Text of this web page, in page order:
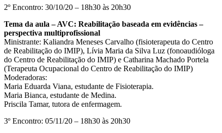
2º Encontro: 30/10/20 – 18h30 às 20h30
Tema da aula – AVC: Reabilitação baseada em evidências –
perspectiva multiprofissional
Ministrante: Kaliandra Meneses Carvalho (fisioterapeuta do Centro
de Reabilitação do IMIP), Lívia Maria da Silva Luz (fonoaudióloga
do Centro de Reabilitação do IMIP) e Catharina Machado Portela
(Terapeuta Ocupacional do Centro de Reabilitação do IMIP)
Moderadoras:
Maria Eduarda Viana, estudante de Fisioterapia.
Maria Bianca, estudante de Medina.
Priscila Tamar, tutora de enfermagem.
3º Encontro: 05/11/20 – 18h30 às 20h30